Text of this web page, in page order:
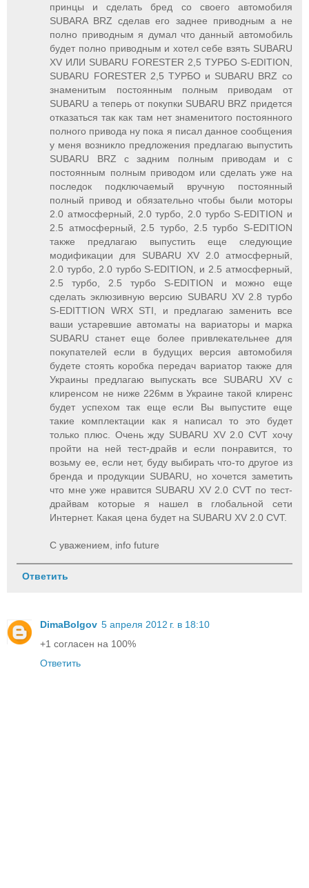
принцы и сделать бред со своего автомобиля
SUBARA BRZ сделав его заднее приводным а не
полно приводным я думал что данный автомобиль
будет полно приводным и хотел себе взять SUBARU
XV ИЛИ SUBARU FORESTER 2,5 ТУРБО S-EDITION,
SUBARU FORESTER 2,5 ТУРБО и SUBARU BRZ со
знаменитым постоянным полным приводам от
SUBARU а теперь от покупки SUBARU BRZ придется
отказаться так как там нет знаменитого постоянного
полного привода ну пока я писал данное сообщения
у меня возникло предложения предлагаю выпустить
SUBARU BRZ с задним полным приводам и с
постоянным полным приводом или сделать уже на
последок подключаемый вручную постоянный
полный привод и обязательно чтобы были моторы
2.0 атмосферный, 2.0 турбо, 2.0 турбо S-EDITION и
2.5 атмосферный, 2.5 турбо, 2.5 турбо S-EDITION
также предлагаю выпустить еще следующие
модификации для SUBARU XV 2.0 атмосферный,
2.0 турбо, 2.0 турбо S-EDITION, и 2.5 атмосферный,
2.5 турбо, 2.5 турбо S-EDITION и можно еще
сделать эклюзивную версию SUBARU XV 2.8 турбо
S-EDITTION WRX STI, и предлагаю заменить все
ваши устаревшие автоматы на вариаторы и марка
SUBARU станет еще более привлекательнее для
покупателей если в будущих версия автомобиля
будете стоять коробка передач вариатор также для
Украины предлагаю выпускать все SUBARU XV с
клиренсом не ниже 226мм в Украине такой клиренс
будет успехом так еще если Вы выпустите еще
такие комплектации как я написал то это будет
только плюс. Очень жду SUBARU XV 2.0 CVT хочу
пройти на ней тест-драйв и если понравится, то
возьму ее, если нет, буду выбирать что-то другое из
бренда и продукции SUBARU, но хочется заметить
что мне уже нравится SUBARU XV 2.0 CVT по тест-
драйвам которые я нашел в глобальной сети
Интернет. Какая цена будет на SUBARU XV 2.0 CVT.
С уважением, info future
Ответить
DimaBolgov 5 апреля 2012 г. в 18:10
+1 согласен на 100%
Ответить